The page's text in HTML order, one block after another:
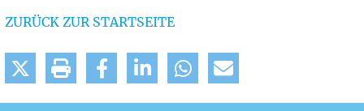
ZURÜCK ZUR STARTSEITE